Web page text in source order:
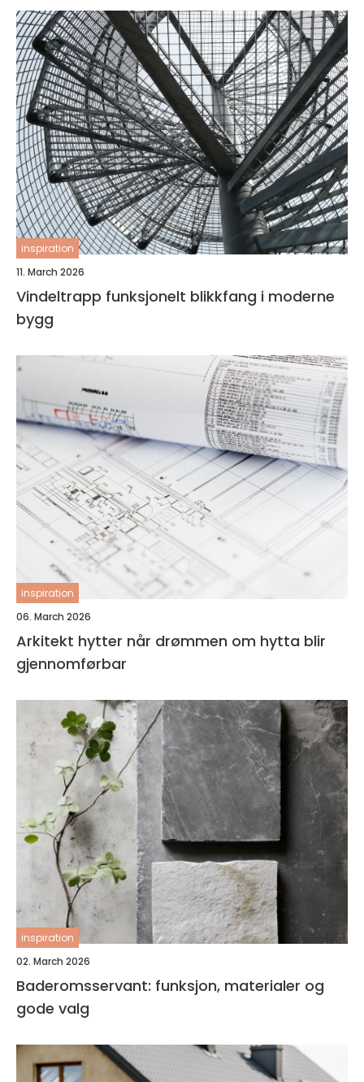
inspiration
11. March 2026
Vindeltrapp funksjonelt blikkfang i moderne
bygg
inspiration
06. March 2026
Arkitekt hytter når drømmen om hytta blir
gjennomførbar
inspiration
02. March 2026
Baderomsservant: funksjon, materialer og
gode valg